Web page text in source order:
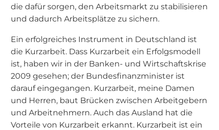
die dafür sorgen, den Arbeitsmarkt zu stabilisieren
und dadurch Arbeitsplätze zu sichern.
Ein erfolgreiches Instrument in Deutschland ist
die Kurzarbeit. Dass Kurzarbeit ein Erfolgsmodell
ist, haben wir in der Banken- und Wirtschaftskrise
2009 gesehen; der Bundesfinanzminister ist
darauf eingegangen. Kurzarbeit, meine Damen
und Herren, baut Brücken zwischen Arbeitgebern
und Arbeitnehmern. Auch das Ausland hat die
Vorteile von Kurzarbeit erkannt. Kurzarbeit ist ein